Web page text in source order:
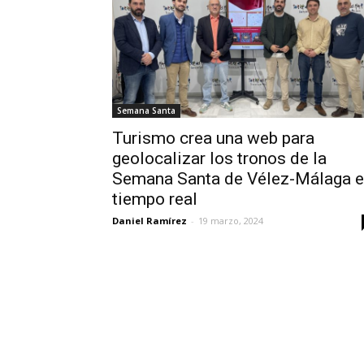
Semana Santa
Turismo crea una web para
geolocalizar los tronos de la
Semana Santa de Vélez-Málaga
tiempo real
Daniel Ramírez - 19 marzo, 2024